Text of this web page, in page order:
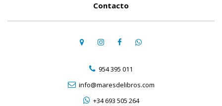
Contacto
954 395 011
info@maresdelibros.com
+34 693 505 264